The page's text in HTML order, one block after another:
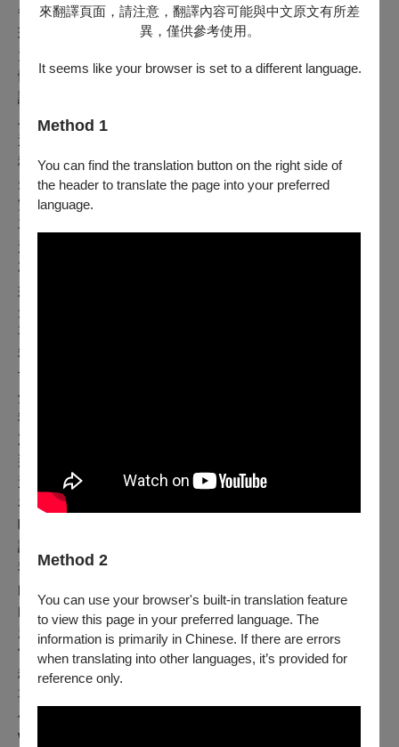
來翻譯頁面，請注意，翻譯內容可能與中文原文有所差
異，僅供參考使用。
It seems like your browser is set to a different language.
Method 1
You can find the translation button on the right side of
the header to translate the page into your preferred
language.
Method 2
You can use your browser's built-in translation feature
to view this page in your preferred language. The
information is primarily in Chinese. If there are errors
when translating into other languages, it’s provided for
reference only.
每個決定。
現在我們接觸到任何物體之前都會先停下來，不論是公寓
大門、捷運上的扶手和拉環、商店入口處用來記錄姓名和
體溫的筆，甚至是馬桶沖水把手和水龍頭。我們愈來愈意
識到自己與他人之間的距離，將目光聚焦在前方的人行道
上，避免與人群靠得太近。當某人咳嗽時，我們會集體轉
過頭去看，彷彿我們能夠判斷這只是單純的咳嗽，還是某
種潛伏隱患的跡象。在用酒精擦拭物體表面之前，我們會
先在手上噴灑酒精，然後擦拭物品，最後再次用酒精消毒
雙手。我們需要在觸碰肥皂之前，先消毒肥皂嗎？
再也沒有什麼簡單的動作了，每一個選擇都需要注意力。
這麼有意識地穿梭在這個世界，覺察到每個細節，是令人
不安的。我們的頭腦並不習慣這麼高強度的關注細節。就
好像我們正在觀看一場劇場表演，劇中所有人事物都被聚
光燈打亮。沒有小角色、事件或細節，每個事物都是最重
要的。一切都至關緊要。
我們不僅關注身體外的世界，我們也正學習關注身體內的
世界：喉嚨的一陣輕微搔癢、一聲咳嗽、輕微發燒的感
覺，和胸腔的重量。我們甚至會注意自己的呼吸，這本是
我們身體運作中最機械性的行為。我們每天吸氣和呼氣的
次數超過20,000次，但直到現在我們才真正停下來，注意
那些進出我們身體的空氣。
這種覺察讓我想起了我經常和演員們一起做的冥想練習，
在練習中他們會閉上眼睛，手牽著手圍成一圈。當我們深
請他們，將當天的壓力形象化，並且在吐氣時釋放出去。
我提醒他們，我們正呼吸著同樣的空氣，這些空氣在我們
的身體之間相互傳遞著，剛才在你體內的空氣，現在在我
的身體裡。我們都被這種無形而親密的交換緊密聯繫在一
起。
當我們面對疫情，以及它所帶來的痛苦、折磨和損失，這
種對於我們之間確實彼此聯繫著的覺知，或許是我們最重
要的收穫。無論種族、性別、年齡或職業，我們全都相互
依賴、連結著彼此。
We’re all in this together.